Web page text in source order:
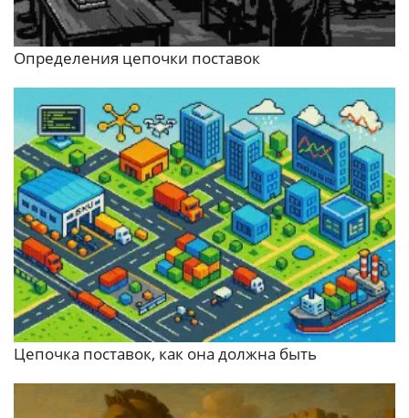
Определения цепочки поставок
Цепочка поставок, как она должна быть